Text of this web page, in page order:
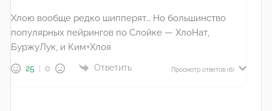
Хлою вообще редко шипперят… Но большинство
популярных пейрингов по Слойке — ХлоНат,
БуржуЛук, и Ким+Хлоя
25 0 Ответить Просмотр ответов (6)